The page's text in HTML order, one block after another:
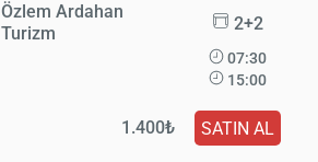
Özlem Ardahan
Turizm
2+2
07:30
15:00
1.400₺ SATIN AL